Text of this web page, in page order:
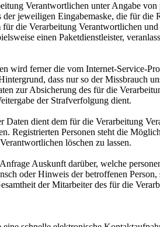
Verantwortlichen unter Angabe
jeweiligen Eingabemaske, die für
die Verarbeitung Verantwortlichen
einen Paketdienstleister,
wird ferner die vom Internet-Service-
dass nur so der Missbrauch
zur Absicherung des für die
der Strafverfolgung dient.
dient dem für die Verarbeitung
Registrierten Personen steht die
löschen zu lassen.
Auskunft darüber, welche
oder Hinweis der betroffenen
der Mitarbeiter des für die